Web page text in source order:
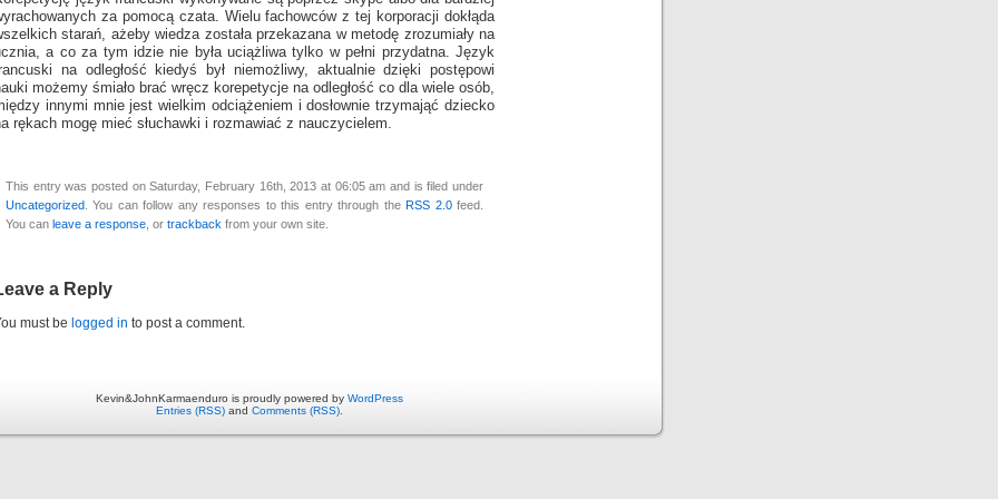
za pomocą czata. Wielu fachowców z tej korporacji dokłąda
starań, ażeby wiedza została przekazana w metodę zrozumiały na
a co za tym idzie nie była uciążliwa tylko w pełni przydatna. Język
na odległość kiedyś był niemożliwy, aktualnie dzięki postępowi
możemy śmiało brać wręcz korepetycje na odległość co dla wiele osób,
innymi mnie jest wielkim odciążeniem i dosłownie trzymająć dziecko
rękach mogę mieć słuchawki i rozmawiać z nauczycielem.
This entry was posted on Saturday, February 16th, 2013 at 06:05 am and is filed under
Uncategorized . You can follow any responses to this entry through theRSS 2.0feed.
You can leave a response , or trackback from your own site.
a Reply
must be logged in to post a comment.
Kevin&JohnKarmaenduro is proudly powered by WordPress
Entries (RSS) and Comments (RSS)